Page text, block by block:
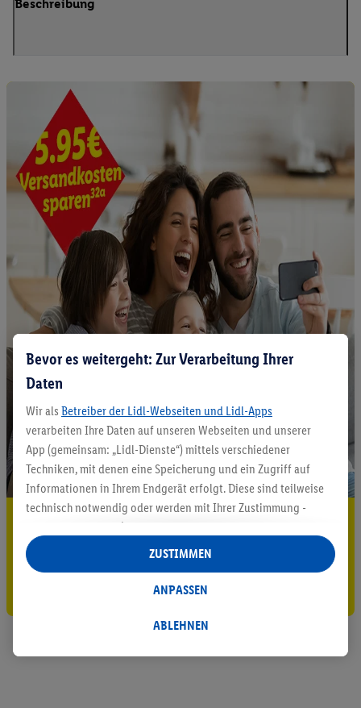
Beschreibung
5.95 € Versand sparen³²ᵃ
Jetzt zum Newsletter anmelden
Gutschein sichern!
Bevor es weitergeht: Zur Verarbeitung Ihrer
Daten
Wir als Betreiber der Lidl-Webseiten und Lidl-Apps
verarbeiten Ihre Daten auf unseren Webseiten und unserer
App (gemeinsam: „Lidl-Dienste“) mittels verschiedener
Techniken, mit denen eine Speicherung und ein Zugriff auf
Informationen in Ihrem Endgerät erfolgt. Diese sind teilweise
technisch notwendig oder werden mit Ihrer Zustimmung -
auch durch Partner (u.a.
Verantwortliche; im Zusammenhang mit dem IAB TCF
insgesamt
Statistik-Erstellung oder für personalisierte Werbung
Datenverarbeitungen für personalisierte Werbung werden
ABLEHNEN
ANPASSEN
ZUSTIMMEN